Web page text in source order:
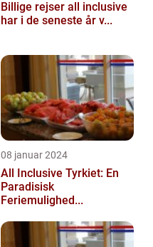
Billige rejser all inclusive
har i de seneste år v...
08 januar 2024
All Inclusive Tyrkiet: En
Paradisisk
Feriemulighed...